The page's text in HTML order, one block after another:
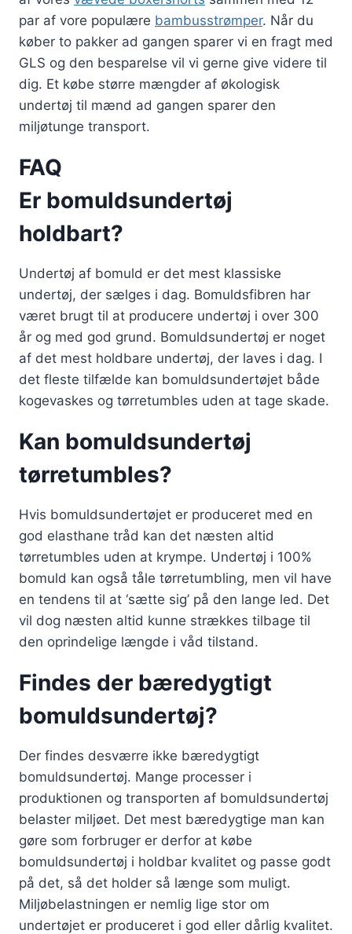
par af vore populære bambusstrømper. Når du
køber to pakker ad gangen sparer vi en fragt med
GLS og den besparelse vil vi gerne give videre til
dig. Et købe større mængder af økologisk
undertøj til mænd ad gangen sparer den
miljøtunge transport.
FAQ
Er bomuldsundertøj
holdbart?
Undertøj af bomuld er det mest klassiske
undertøj, der sælges i dag. Bomuldsfibren har
været brugt til at producere undertøj i over 300
år og med god grund. Bomuldsundertøj er noget
af det mest holdbare undertøj, der laves i dag. I
det fleste tilfælde kan bomuldsundertøjet både
kogevaskes og tørretumbles uden at tage skade.
Kan bomuldsundertøj
tørretumbles?
Hvis bomuldsundertøjet er produceret med en
god elasthane tråd kan det næsten altid
tørretumbles uden at krympe. Undertøj i 100%
bomuld kan også tåle tørretumbling, men vil have
en tendens til at ‘sætte sig’ på den lange led. Det
vil dog næsten altid kunne strækkes tilbage til
den oprindelige længde i våd tilstand.
Findes der bæredygtigt
bomuldsundertøj?
Der findes desværre ikke bæredygtigt
bomuldsundertøj. Mange processer i
produktionen og transporten af bomuldsundertøj
belaster miljøet. Det mest bæredygtige man kan
gøre som forbruger er derfor at købe
bomuldsundertøj i holdbar kvalitet og passe godt
på det, så det holder så længe som muligt.
Miljøbelastningen er nemlig lige stor om
undertøjet er produceret i god eller dårlig kvalitet.